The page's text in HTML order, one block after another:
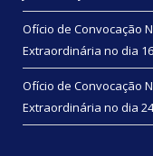
Ofício de Convocação
Extraordinária no dia
Ofício de Convocação
Extraordinária no dia